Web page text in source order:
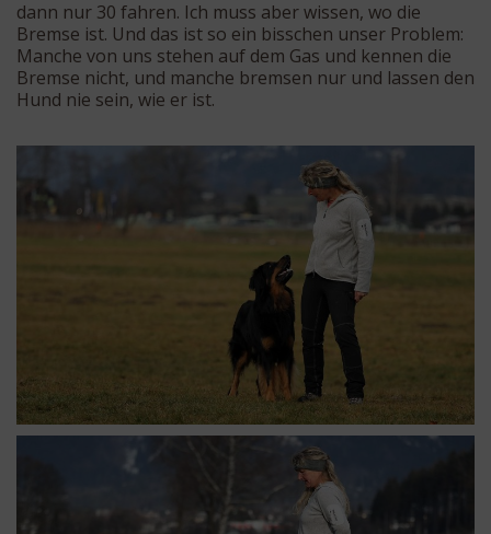
dann nur 30 fahren. Ich muss aber wissen, wo die
Bremse ist. Und das ist so ein bisschen unser Problem:
Manche von uns stehen auf dem Gas und kennen die
Bremse nicht, und manche bremsen nur und lassen den
Hund nie sein, wie er ist.